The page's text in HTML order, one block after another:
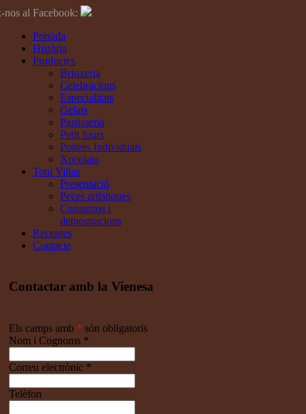
nos al Facebook:
Portada
Història
Productes
Brioxeria
Celebracions
Especialitats
Gelats
Pastisseria
Petit fours
Postres Individuals
Xocolata
Toni Viñas
Presentació
Peces artístiques
Consursos i
demostracions
Receptes
Contacte
Contactar amb la Vienesa
Els camps amb * són obligatoris
Nom i Cognoms *
Correu electrònic *
Telèfon